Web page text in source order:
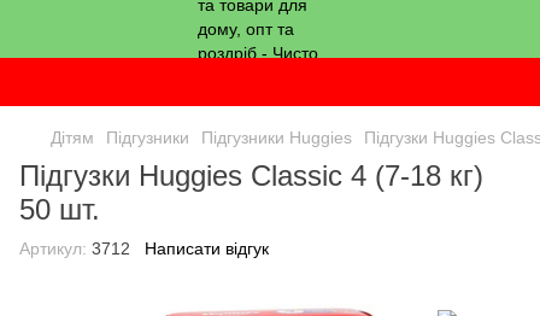
Дітям Підгузники Підгузники Huggies Підгузки Huggies
Підгузки Huggies Classic 4 (7-18 кг)
50 шт.
Артикул: 3712 Написати відгук